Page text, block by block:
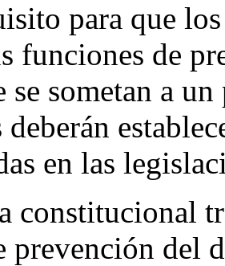
para que
funciones de
se sometan a
en las
constitucional
prevención del